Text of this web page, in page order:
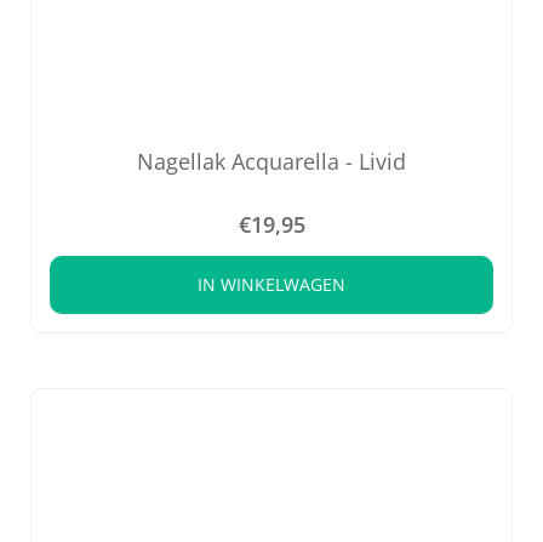
Nagellak Acquarella - Livid
€19,95
IN WINKELWAGEN